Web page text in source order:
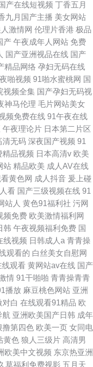
产在线短视频 丁香五月
九月国产主播 美女网站
激情网 伦理片香港 极品
产 午夜成年人网站 免费
国产亚洲视品在线 国产
精品网络 孕妇无码在线
啪视频 91啪水蜜桃网 国
视频全集 国产孕妇无码视
神马伦理 毛片网站美女
频免费在线 91午夜在线
午夜理论片 日本第二片区
清无码 深夜国产视频 91
精品视频 日本高清v 欧美
站 精品欧美 成人AV在线
黄色网 成人抖音 爰上碰
看 国产三级视频在线 91
站人 黄色91福利社 污网
频免费 欧美激情福利网
韩 午夜视频福利免费 国
线视频 日韩成人a 青青操
观看的 白丝美女自慰网
线观看 黄网站av在线 国产
情 91干啪啪 青青操青青
播放 麻豆桃色网站 亚洲
对白 在线观看91精品 欧
航 亚洲欧美国产日韩 成年
撸第四色 欧美一页 女同电
黄色 狼人三级片 高清男
欧美中文视频 东京热亚洲
草福利免费视影 五月天